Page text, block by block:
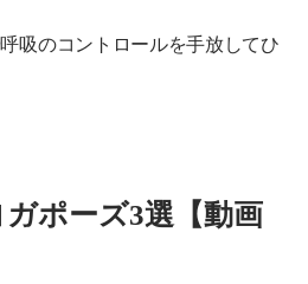
吸のコントロールを手放してひ
ポーズ3選【動画